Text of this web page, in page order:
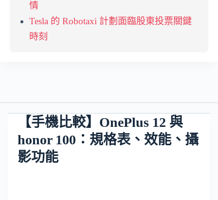
情
Tesla 的 Robotaxi 計劃面臨股東投票關鍵
時刻
【手機比較】OnePlus 12 與
honor 100：規格表、效能、攝
影功能